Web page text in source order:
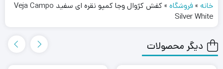
خانه »فروشگاه »
کفش کژوال وجا کمپو نقره ای سفید Veja Campo
Silver White
دیگر محصولات